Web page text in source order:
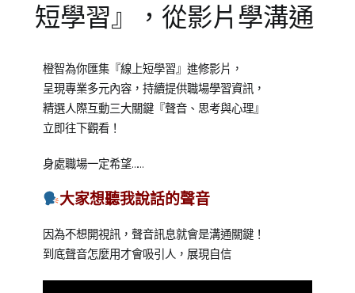
短學習』，從影片學溝通
on
2021-
07-
01
成
人
課
橙智為你匯集『線上短學習』進修影片，
呈現專業多元內容，持續提供職場學習資訊，
精選人際互動三大關鍵『聲音、思考與心理』
立即往下觀看！
身處職場一定希望……
大家想聽我說話的聲音
因為不想開視訊，聲音訊息就會是溝通關鍵！
到底聲音怎麼用才會吸引人，展現自信